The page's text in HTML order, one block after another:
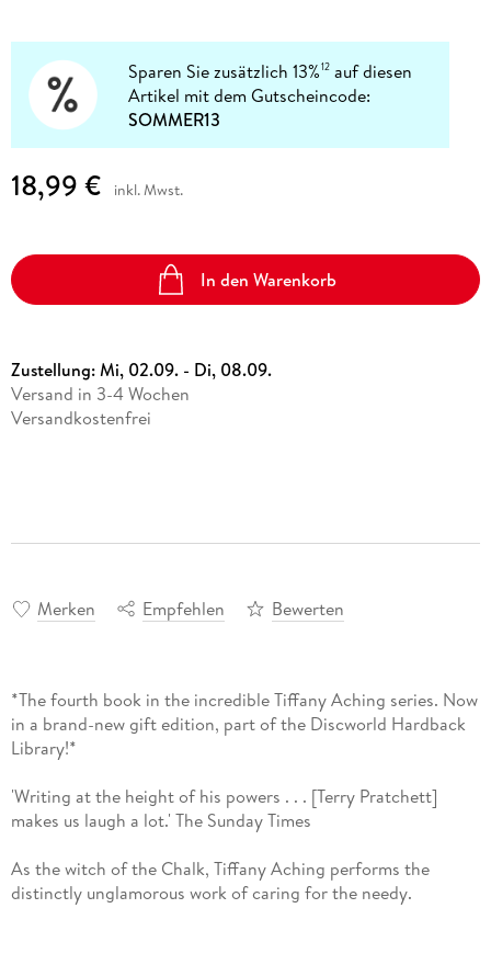
Sparen Sie zusätzlich 13%12 auf diesen
Artikel mit dem Gutscheincode:
SOMMER13
18,99 € inkl. Mwst.
In den Warenkorb
Zustellung:Mi, 02.09. - Di, 08.09.
Versand in 3-4 Wochen
Versandkostenfrei
Merken Empfehlen Bewerten
*The fourth book in the incredible Tiffany Aching series. Now
in a brand-new gift edition, part of the Discworld Hardback
Library!*
'Writing at the height of his powers . . . [Terry Pratchett]
makes us laugh a lot.' The Sunday Times
As the witch of the Chalk, Tiffany Aching performs the
distinctly unglamorous work of caring for the needy.